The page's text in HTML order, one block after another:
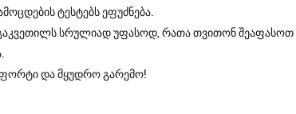
ტესტებს ეფუძნება.
სრულიად უფასოდ, რათა თვითონ შეაფასოთ
და მყუდრო გარემო!